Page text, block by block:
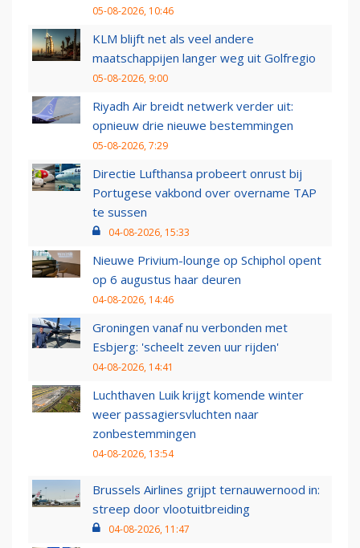
05-08-2026, 10:46
KLM blijft net als veel andere
maatschappijen langer weg uit Golfregio
05-08-2026, 9:00
Riyadh Air breidt netwerk verder uit:
opnieuw drie nieuwe bestemmingen
05-08-2026, 7:29
Directie Lufthansa probeert onrust bij
Portugese vakbond over overname TAP
te sussen
04-08-2026, 15:33
Nieuwe Privium-lounge op Schiphol opent
op 6 augustus haar deuren
04-08-2026, 14:46
Groningen vanaf nu verbonden met
Esbjerg: 'scheelt zeven uur rijden'
04-08-2026, 14:41
Luchthaven Luik krijgt komende winter
weer passagiersvluchten naar
zonbestemmingen
04-08-2026, 13:54
Brussels Airlines grijpt ternauwernood in:
streep door vlootuitbreiding
04-08-2026, 11:47